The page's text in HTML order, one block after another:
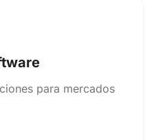
para mercados